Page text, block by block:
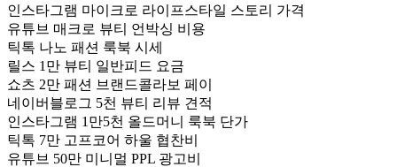
인스타그램 마이크로 라이프스타일 스토리 가격
유튜브 매크로 뷰티 언박싱 비용
틱톡 나노 패션 룩북 시세
릴스 1만 뷰티 일반피드 요금
쇼츠 2만 패션 브랜드콜라보 페이
네이버블로그 5천 뷰티 리뷰 견적
인스타그램 1만5천 올드머니 룩북 단가
틱톡 7만 고프코어 하울 협찬비
유튜브 50만 미니멀 PPL 광고비